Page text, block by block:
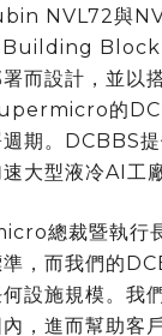
NVL72與
Block
而設計，並以
的
期。DCBBS
大型液冷AI工
總裁暨執行
準，而我們的
設施規模。我
，進而幫助客